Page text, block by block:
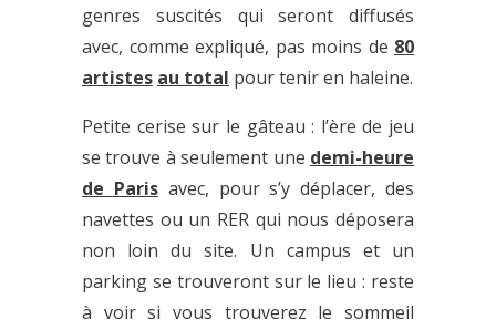
genres suscités qui seront diffusés
avec, comme expliqué, pas moins de 80
artistes au total pour tenir en haleine.
Petite cerise sur le gâteau : l’ère de jeu
se trouve à seulement une demi-heure
de Parisavec, pour s’y déplacer, des
navettes ou un RER qui nous déposera
non loin du site. Un campus et un
parking se trouveront sur le lieu : reste
à voir si vous trouverez le sommeil